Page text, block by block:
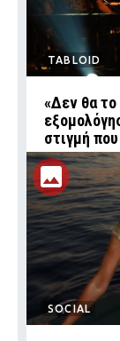
TABLOID
«Δεν θα
στιγμή
SOCIAL